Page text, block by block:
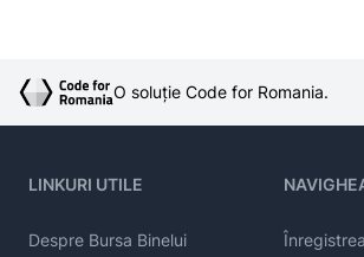
O soluție Code for Romania.
LINKURI UTILE
Despre Bursa Binelui